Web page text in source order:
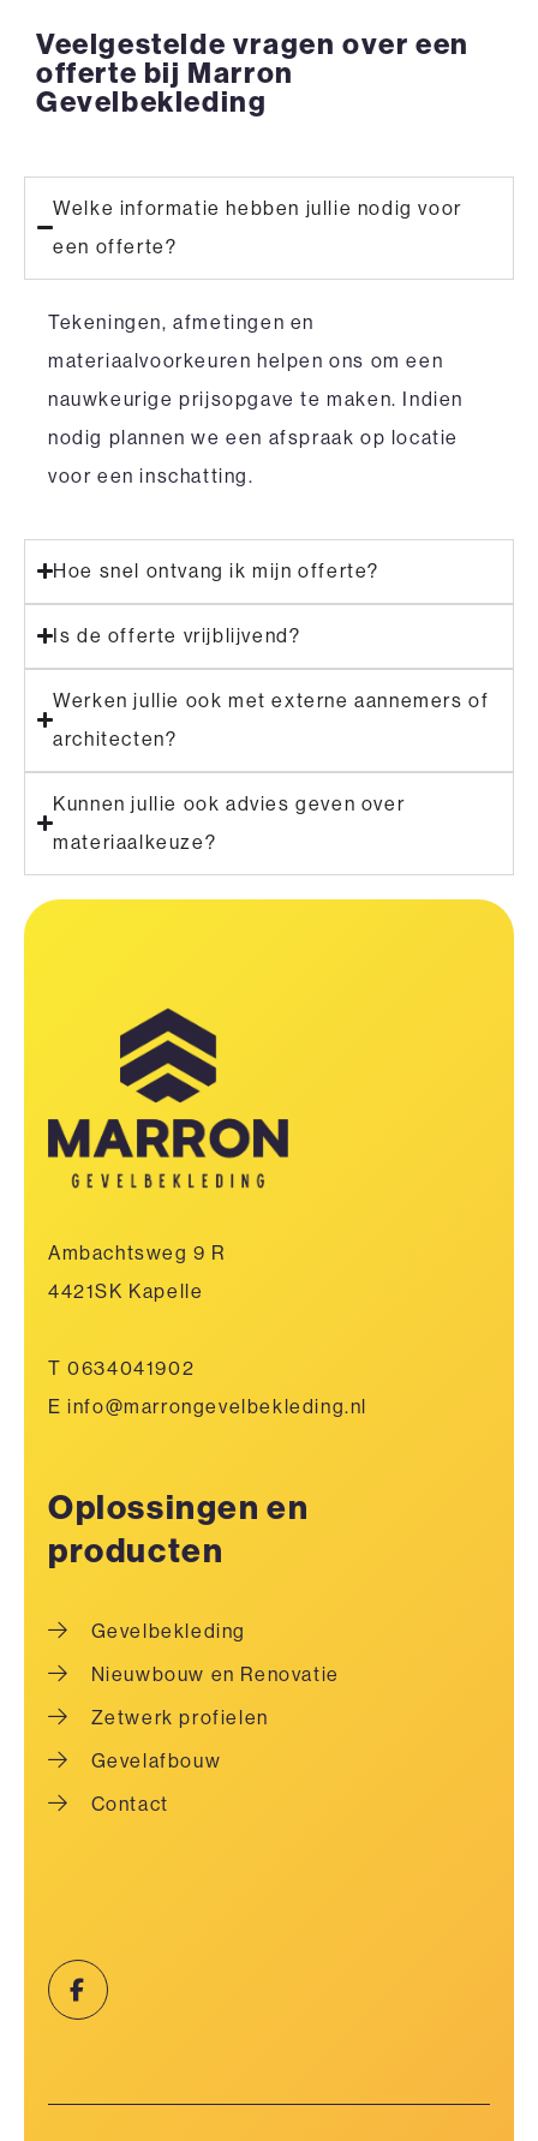
Veelgestelde vragen over een
offerte bij Marron
Gevelbekleding
Welke informatie hebben jullie nodig voor
een offerte?
Tekeningen, afmetingen en
materiaalvoorkeuren helpen ons om een
nauwkeurige prijsopgave te maken. Indien
nodig plannen we een afspraak op locatie
voor een inschatting.
Hoe snel ontvang ik mijn offerte?
Is de offerte vrijblijvend?
Werken jullie ook met externe aannemers of
architecten?
Kunnen jullie ook advies geven over
materiaalkeuze?
Ambachtsweg 9 R
4421SK Kapelle
T 0634041902
E info@marrongevelbekleding.nl
Oplossingen en
producten
Gevelbekleding
Nieuwbouw en Renovatie
Zetwerk profielen
Gevelafbouw
Contact